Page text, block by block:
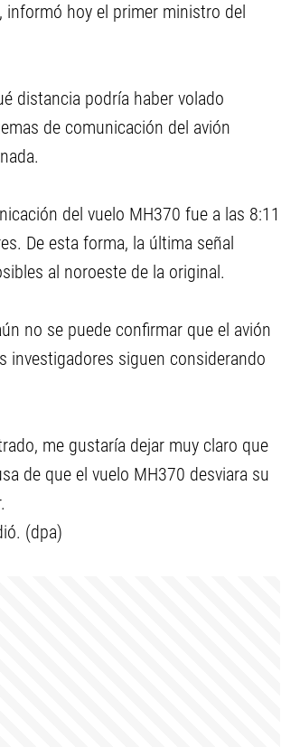
informó hoy el primer ministro del
distancia podría haber volado
de comunicación del avión
del vuelo MH370 fue a las 8:11
De esta forma, la última señal
al noroeste de la original.
no se puede confirmar que el avión
investigadores siguen considerando
me gustaría dejar muy claro que
de que el vuelo MH370 desviara su
(dpa)